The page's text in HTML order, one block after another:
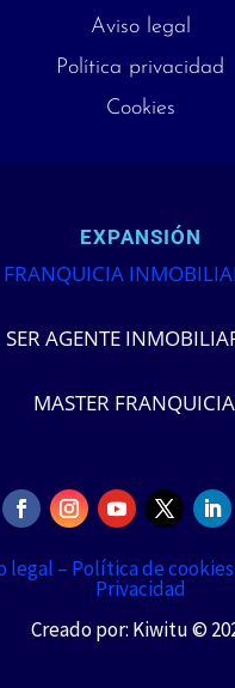
Aviso legal
Política privacidad
Cookies
EXPANSIÓN
FRANQUICIA
SER AGENTE
MASTER FRANQUICIA
legal – Política de
Privacidad
Creado por: Kiwitu ©